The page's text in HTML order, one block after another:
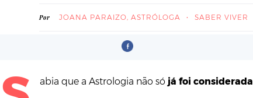
Por JOANA PARAIZO, ASTRÓLOGA SABER VIVER
abia que a Astrologia não só já foi considerada